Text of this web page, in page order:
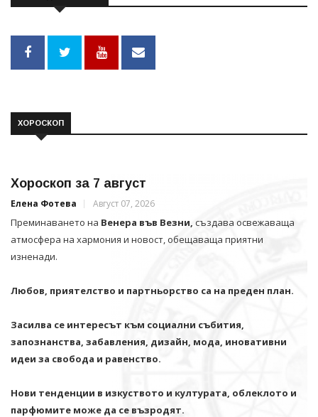
ХОРОСКОП
Хороскоп за 7 август
Елена Фотева Август 07, 2026
Преминаването на Венера във Везни, създава освежаваща
атмосфера на хармония и новост, обещаваща приятни
изненади.
Любов, приятелство и партньорство са на преден план.
Засилва се интересът към социални събития,
запознанства, забавления, дизайн, мода, иновативни
идеи за свобода и равенство.
Нови тенденции в изкуството и културата, облеклото и
парфюмите може да се възродят.